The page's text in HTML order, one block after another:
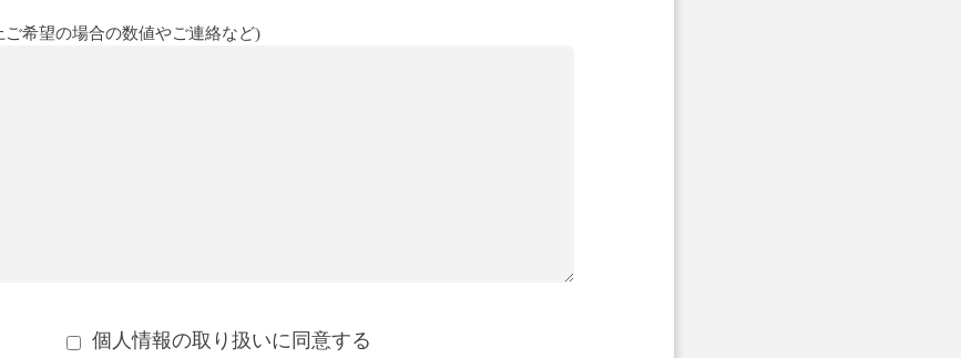
希望の場合の数値やご連絡など)
個人情報の取り扱いに同意する